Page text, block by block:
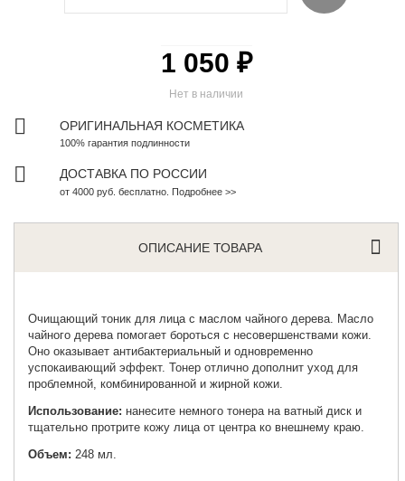
Нет в наличии
1 050 ₽
ОРИГИНАЛЬНАЯ КОСМЕТИКА
100% гарантия подлинности
ДОСТАВКА ПО РОССИИ
от 4000 руб. бесплатно. Подробнее >>
ОПИСАНИЕ ТОВАРА
Очищающий тоник для лица с маслом чайного дерева. Масло
чайного дерева помогает бороться с несовершенствами кожи.
Оно оказывает антибактериальный и одновременно
успокаивающий эффект. Тонер отлично дополнит уход для
проблемной, комбинированной и жирной кожи.
Использование: нанесите немного тонера на ватный диск и
тщательно протрите кожу лица от центра ко внешнему краю.
Объем: 248 мл.